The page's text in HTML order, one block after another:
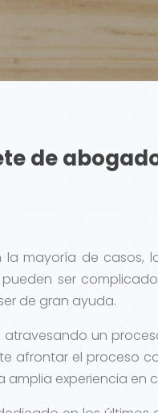
de
la mayoría de casos,
pueden ser
de gran ayuda.
atravesando un
afrontar el proceso
amplia experiencia en